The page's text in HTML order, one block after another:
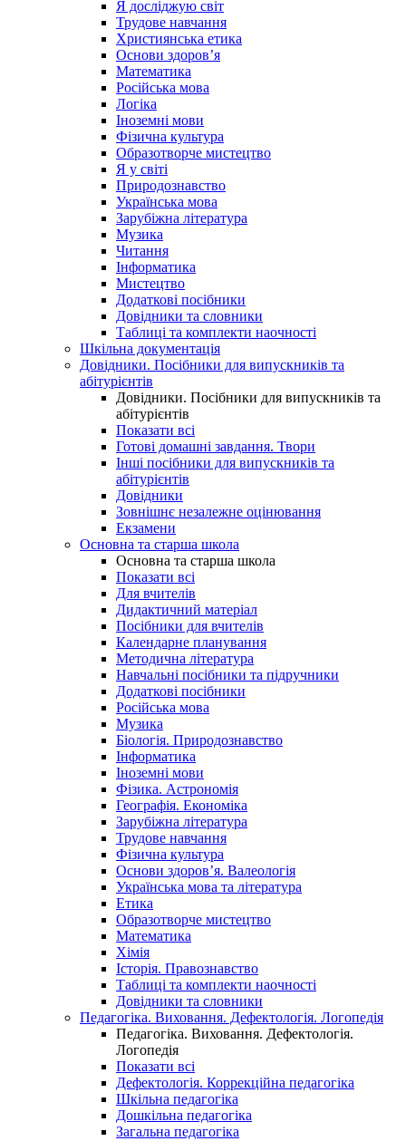
Я досліджую світ
Трудове навчання
Християнська етика
Основи здоров’я
Математика
Російська мова
Логіка
Іноземні мови
Фізична культура
Образотворче мистецтво
Я у світі
Природознавство
Українська мова
Зарубіжна література
Музика
Читання
Інформатика
Мистецтво
Додаткові посібники
Довідники та словники
Таблиці та комплекти наочності
Шкільна документація
Довідники. Посібники для випускників та
абітурієнтів
Довідники. Посібники для випускників та
абітурієнтів
Показати всі
Готові домашні завдання. Твори
Інші посібники для випускників та
абітурієнтів
Довідники
Зовнішнє незалежне оцінювання
Екзамени
Основна та старша школа
Основна та старша школа
Показати всі
Для вчителів
Дидактичний матеріал
Посібники для вчителів
Календарне планування
Методична література
Навчальні посібники та підручники
Додаткові посібники
Російська мова
Музика
Біологія. Природознавство
Інформатика
Іноземні мови
Фізика. Астрономія
Географія. Економіка
Зарубіжна література
Трудове навчання
Фізична культура
Основи здоров’я. Валеологія
Українська мова та література
Етика
Образотворче мистецтво
Математика
Хімія
Історія. Правознавство
Таблиці та комплекти наочності
Довідники та словники
Педагогіка. Виховання. Дефектологія. Логопедія
Педагогіка. Виховання. Дефектологія.
Логопедія
Показати всі
Дефектологія. Коррекційна педагогіка
Шкільна педагогіка
Дошкільна педагогіка
Загальна педагогіка